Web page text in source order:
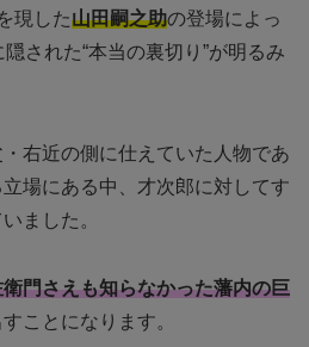
現した山田嗣之助の登場によっ
された“本当の裏切り”が明るみ
右近の側に仕えていた人物であ
場にある中、才次郎に対してす
ました。
門さえも知らなかった藩内の巨
ことになります。